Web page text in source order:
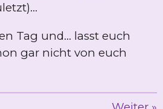
Tag und... lasst euch
gar nicht von euch